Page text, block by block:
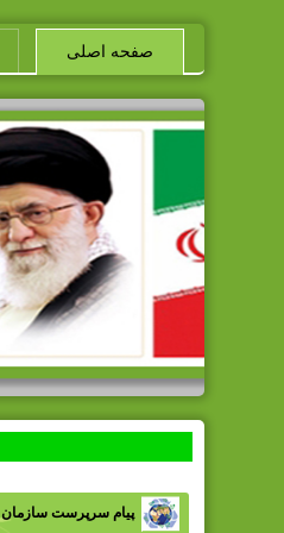
صفحه اصلی
پیام سرپرست سازمان